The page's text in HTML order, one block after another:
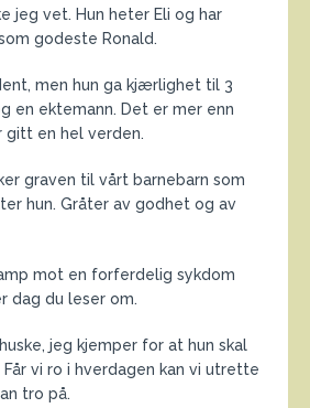
jeg vet. Hun heter Eli og har
godeste Ronald.
men hun ga kjærlighet til 3
en ektemann. Det er mer enn
gitt en hel verden.
graven til vårt barnebarn som
hun. Gråter av godhet og av
mot en forferdelig sykdom
dag du leser om.
jeg kjemper for at hun skal
vi ro i hverdagen kan vi utrette
tro på.